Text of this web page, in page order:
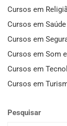
Cursos em
Cursos em
Cursos em
Cursos em Som
Cursos em
Cursos em
Pesquisar